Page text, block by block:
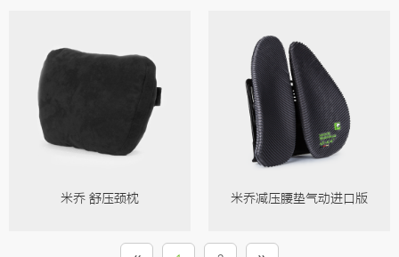
米乔 舒压颈枕 米乔减压腰垫气动进口版